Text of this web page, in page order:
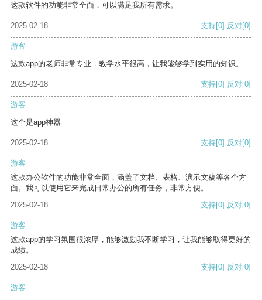
这款软件的功能非常全面，可以满足我所有需求。
2025-02-18 支持[0] 反对[0]
游客
这款app的老师非常专业，教学水平很高，让我能够学到实用的知识。
2025-02-18 支持[0] 反对[0]
游客
这个是app神器
2025-02-18 支持[0] 反对[0]
游客
这款办公软件的功能非常全面，涵盖了文档、表格、演示文稿等各个方
面。我可以使用它来完成日常办公的所有任务，非常方便。
2025-02-18
支持[0] 反对[0]
游客
这款app的学习氛围很浓厚，能够激励我不断学习，让我能够取得更好的
成绩。
2025-02-18
支持[0] 反对[0]
游客